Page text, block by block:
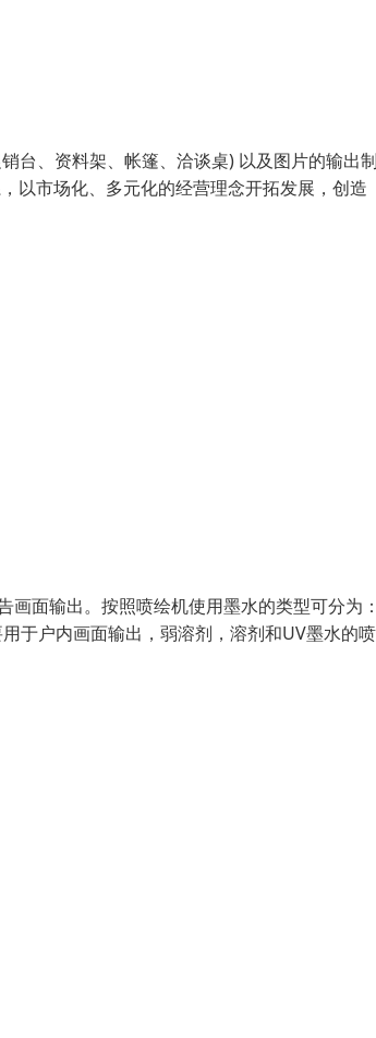
台、资料架、帐篷、洽谈桌) 以及图片的输出
以市场化、多元化的经营理念开拓发展，创造
画面输出。按照喷绘机使用墨水的类型可分为
于户内画面输出，弱溶剂，溶剂和UV墨水的